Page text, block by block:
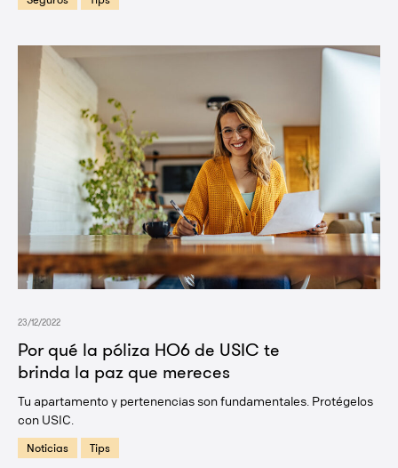
Por qué la póliza HO6 de USIC te
brinda la paz que mereces
23/12/2022
Tu apartamento y pertenencias son fundamentales. Protégelos
con USIC.
Noticias Tips